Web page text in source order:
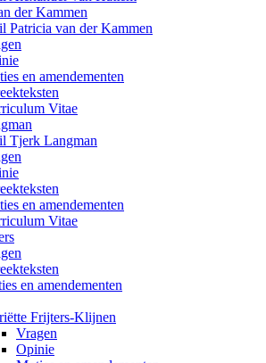
der Kammen
Patricia van der Kammen
en amendementen
Vitae
Tjerk Langman
en amendementen
Vitae
en amendementen
Frijters-Klijnen
Vragen
Opinie